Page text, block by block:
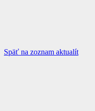
Späť na zoznam aktualít